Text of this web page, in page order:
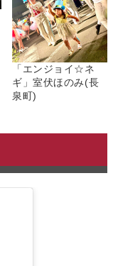
「エンジョイ☆ネ
ギ」室伏ほのみ(長
泉町)